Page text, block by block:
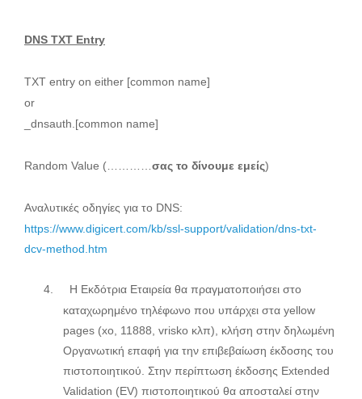
DNS TXT Entry
TXT entry on either [common name]
or
_dnsauth.[common name]
Random Value (………… σας το δίνουμε εμείς)
Αναλυτικές οδηγίες για το DNS:
https://www.digicert.com/kb/ssl-support/validation/dns-txt-
dcv-method.htm
4.
Η Εκδότρια Εταιρεία θα πραγματοποιήσει στο
καταχωρημένο τηλέφωνο που υπάρχει στα yellow
pages (xo , 11888, vrisko κλπ), κλήση στην δηλωμένη
Οργανωτική επαφή για την επιβεβαίωση έκδοσης του
πιστοποιητικού. Στην περίπτωση έκδοσης Extended
Validation (EV) πιστοποιητικού θα αποσταλεί στην